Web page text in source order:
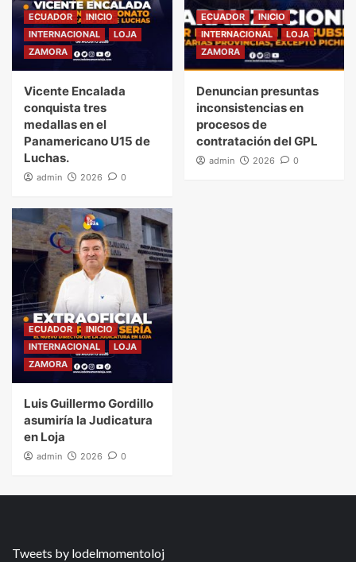
ECUADOR
INICIO
INTERNACIONAL
LOJA
ZAMORA
Vicente Encalada
conquista tres
medallas en el
Panamericano U15 de
Luchas.
admin 2026 0
ECUADOR
INICIO
INTERNACIONAL
LOJA
ZAMORA
Denuncian presuntas
inconsistencias en
procesos de
contratación del GPL
admin 2026 0
ECUADOR
INICIO
INTERNACIONAL
LOJA
ZAMORA
Luis Guillermo Gordillo
asumiría la Judicatura
en Loja
admin 2026 0
Tweets by lodelmomentoloj